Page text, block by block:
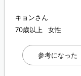
キョンさん
70歳以上
女性
参考になった